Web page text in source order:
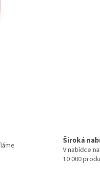
Široká
V nabídce
10 000